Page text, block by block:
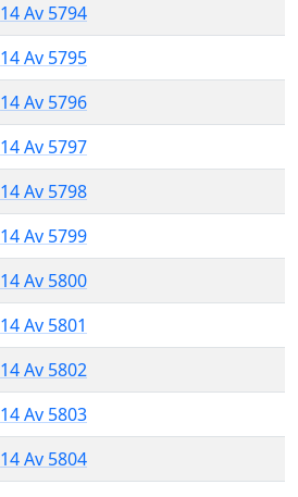
14 Av 5794
14 Av 5795
14 Av 5796
14 Av 5797
14 Av 5798
14 Av 5799
14 Av 5800
14 Av 5801
14 Av 5802
14 Av 5803
14 Av 5804